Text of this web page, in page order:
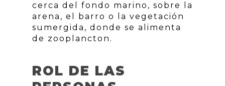
cerca del fondo marino, sobre la
arena, el barro o la vegetación
sumergida, donde se alimenta
de zooplancton.
ROL DE LAS